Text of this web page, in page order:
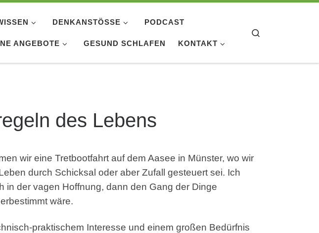
DENKANSTÖSSE PODCAST
ANGEBOTE GESUND SCHLAFEN KONTAKT
des Lebens
wir eine Tretbootfahrt auf dem Aasee in Münster, wo wir
durch Schicksal oder aber Zufall gesteuert sei. Ich
in der vagen Hoffnung, dann den Gang der Dinge
wäre.
praktischem Interesse und einem großen Bedürfnis